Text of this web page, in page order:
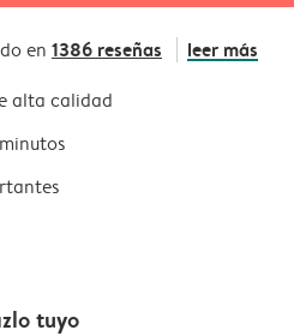
en 1386 reseñas leer más
alta calidad
tuyo